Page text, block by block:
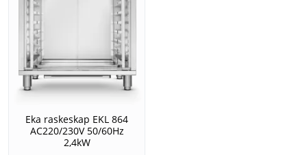
Eka raskeskap EKL 864
AC220/230V 50/60Hz
2,4kW